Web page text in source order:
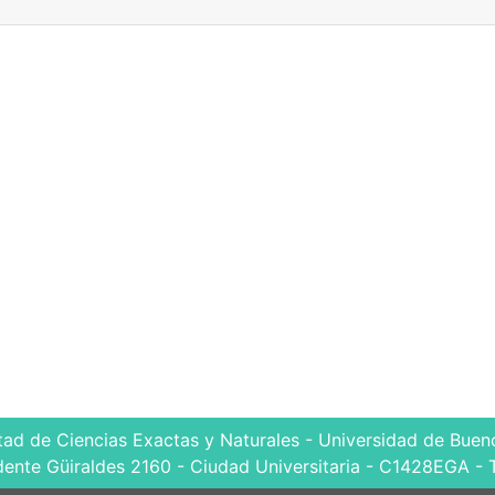
de Ciencias Exactas y Naturales - Universidad de
Güiraldes 2160 - Ciudad Universitaria - C1428EGA -